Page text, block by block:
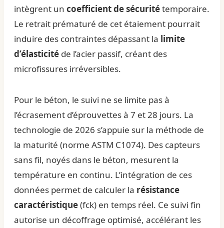
intègrent un coefficient de sécuritétemporaire.
Le retrait prématuré de cet étaiement pourrait
induire des contraintes dépassant la limite
d’élasticité de l’acier passif, créant des
microfissures irréversibles.
Pour le béton, le suivi ne se limite pas à
l’écrasement d’éprouvettes à 7 et 28 jours. La
technologie de 2026 s’appuie sur la méthode de
la maturité (norme ASTM C1074). Des capteurs
sans fil, noyés dans le béton, mesurent la
température en continu. L’intégration de ces
données permet de calculer la résistance
caractéristique(fck) en temps réel. Ce suivi fin
autorise un décoffrage optimisé, accélérant les